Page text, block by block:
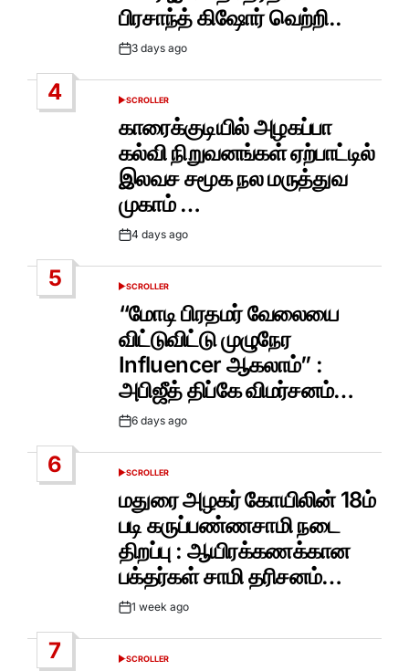
பிரசாந்த் கிஷோர் வெற்றி..
Post3 days ago
4
POSTED
SCROLLER
காரைக்குடியில் அழகப்பா
கல்வி நிறுவனங்கள் ஏற்பாட்டில்
இலவச சமூக நல மருத்துவ
முகாம் …
Post4 days ago
5
POSTED
SCROLLER
“மோடி பிரதமர் வேலையை
விட்டுவிட்டு முழுநேர
Influencer ஆகலாம்” :
அபிஜீத் திப்கே விமர்சனம்…
Post6 days ago
6
POSTED
SCROLLER
மதுரை அழகர் கோயிலின் 18ம்
படி கருப்பண்ணசாமி நடை
திறப்பு : ஆயிரக்கணக்கான
பக்தர்கள் சாமி தரிசனம்…
Post1 week ago
7
POSTED
SCROLLER